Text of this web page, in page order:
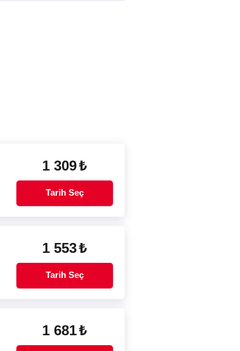
1 309₺
Tarih Seç
1 553₺
Tarih Seç
1 681₺